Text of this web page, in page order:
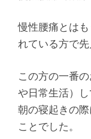
腰
痛
｜
整
慢性腰痛とは
れている方で
この方の一番
や日常生活）
朝の寝起きの
ことでした。